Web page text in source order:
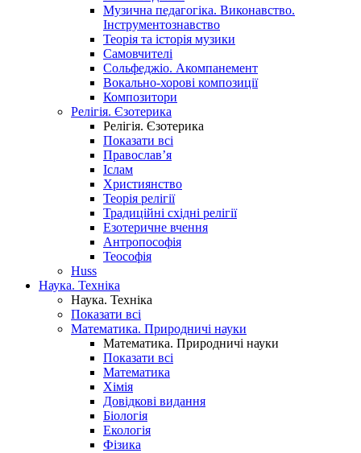
Музична педагогіка. Виконавство.
Інструментознавство
Теорія та історія музики
Самовчителі
Сольфеджіо. Акомпанемент
Вокально-хорові композиції
Композитори
Релігія. Єзотерика
Релігія. Єзотерика
Показати всі
Православ’я
Іслам
Християнство
Теорія релігії
Традиційні східні релігії
Езотеричне вчення
Антропософія
Теософія
Huss
Наука. Техніка
Наука. Техніка
Показати всі
Математика. Природничі науки
Математика. Природничі науки
Показати всі
Математика
Хімія
Довідкові видання
Біологія
Екологія
Фізика